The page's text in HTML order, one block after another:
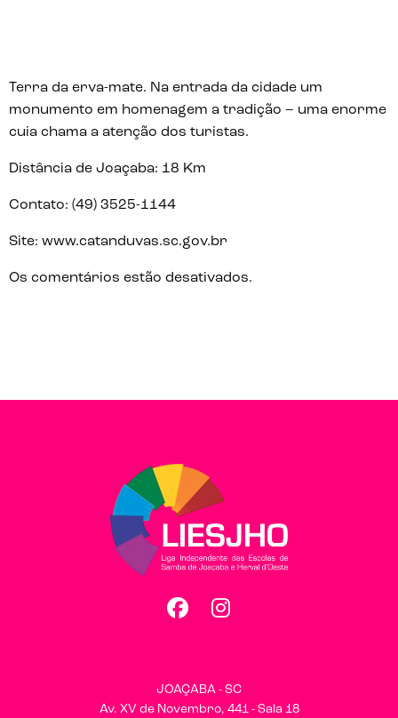
Terra da erva-mate. Na entrada da cidade um
monumento em homenagem a tradição – uma enorme
cuia chama a atenção dos turistas.
Distância de Joaçaba: 18 Km
Contato: (49) 3525-1144
Site: www.catanduvas.sc.gov.br
Os comentários estão desativados.
Instagram
JOAÇABA - SC
Av. XV de Novembro, 441 - Sala 18